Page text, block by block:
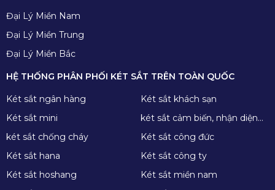
Đại Lý Miền Nam
Đại Lý Miền Trung
Đại Lý Miền Bắc
HỆ THỐNG PHÂN PHỐI KÉT SẮT TRÊN TOÀN QUỐC
Két sắt ngân hàng
Két sắt khách sạn
Két sắt mini
két sắt cảm biến, nhận diện
khuôn mặt
két sắt chống cháy
Két sắt công đức
Két sắt hana
Két sắt công ty
Két sắt hoshang
Két sắt miền nam